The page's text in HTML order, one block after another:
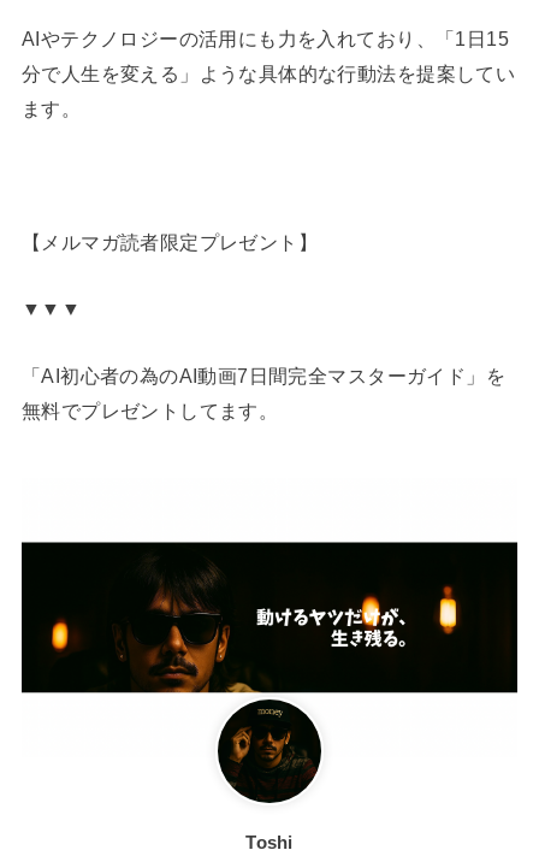
AIやテクノロジーの活用にも力を入れており、「1日15
分で人生を変える」ような具体的な行動法を提案してい
ます。
【メルマガ読者限定プレゼント】
▼▼▼
「AI初心者の為のAI動画7日間完全マスターガイド」を
無料でプレゼントしてます。
Toshi